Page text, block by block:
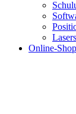
Online-